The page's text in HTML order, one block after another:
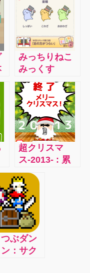
みっちりねこ
みっくす
【vol.4】:『は
じめての日
記』攻略☆乙
女の心はピン
クに染ま
る…！ほんわ
かピンクのね
こたちの巻
超クリスマ
ス-2013- : 累
計700 万DLの
アプたまシリ
ーズ サンタ
さんのプレゼ
ント配送を手
伝うiOS 向け
ゲーム
ぶダン
：サク